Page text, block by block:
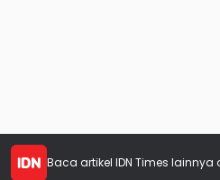
Baca artikel IDN Times lainnya